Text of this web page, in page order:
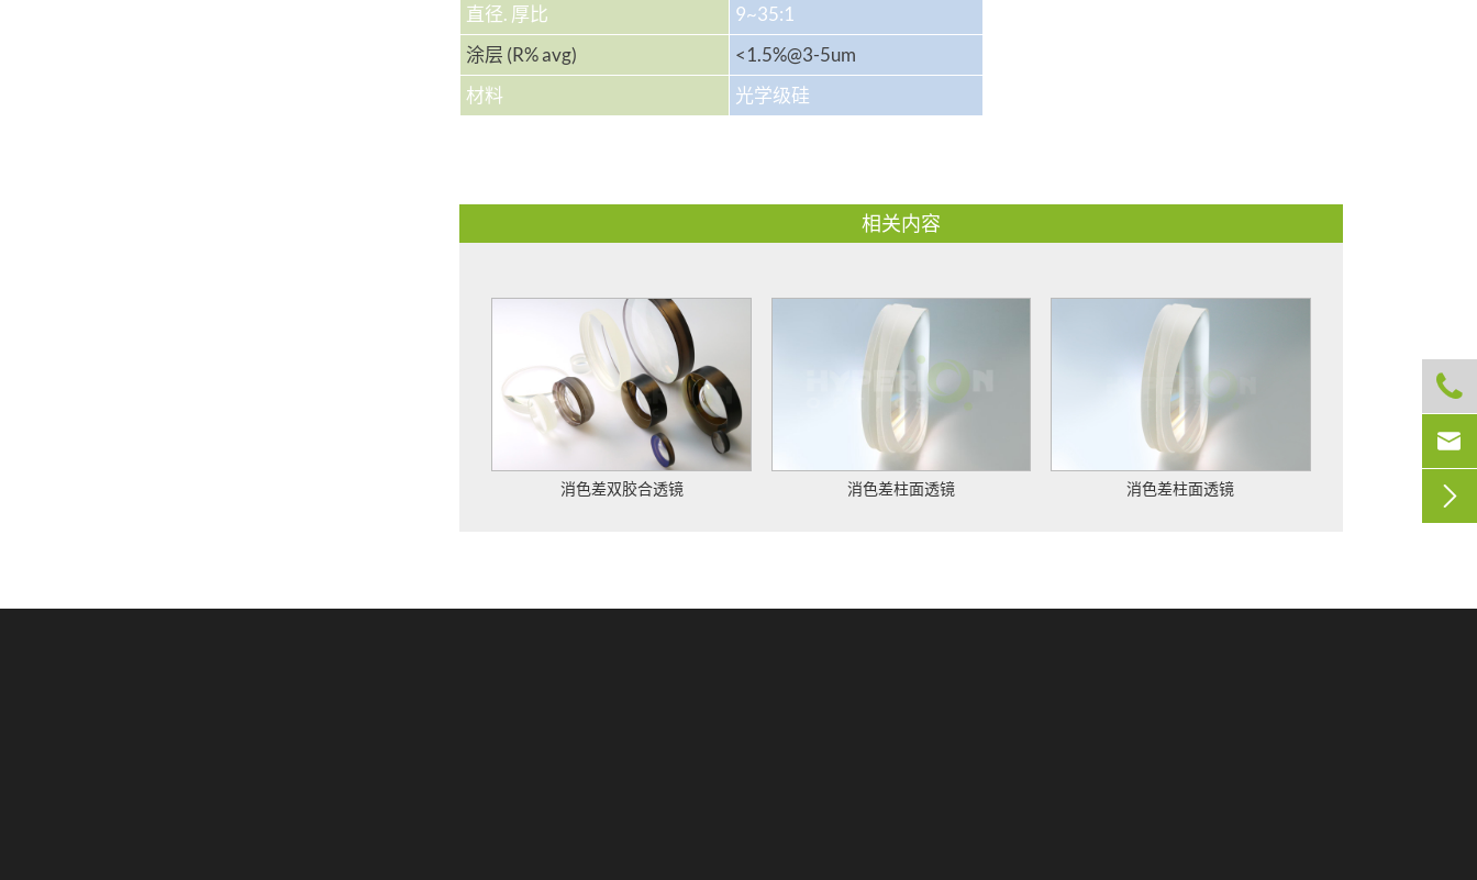
直径. 厚比
9~35:1
涂层 (R% avg)
<1.5%@3-5um
材料
光学级硅
相关内容
消色差双胶合透镜 消色差柱面透镜 消色差柱面透镜


